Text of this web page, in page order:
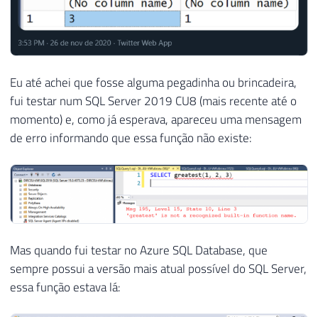
Eu até achei que fosse alguma pegadinha ou brincadeira,
fui testar num SQL Server 2019 CU8 (mais recente até o
momento) e, como já esperava, apareceu uma mensagem
de erro informando que essa função não existe:
Mas quando fui testar no Azure SQL Database, que
sempre possui a versão mais atual possível do SQL Server,
essa função estava lá: